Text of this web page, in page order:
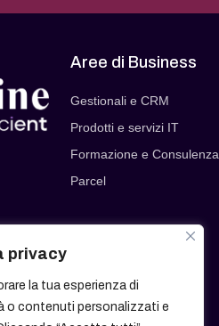
privacy
la tua esperienza di
o contenuti personalizzati e
Aree di Business
Gestionali e CRM
Prodotti e servizi IT
Formazione e Consulenza
Parcel